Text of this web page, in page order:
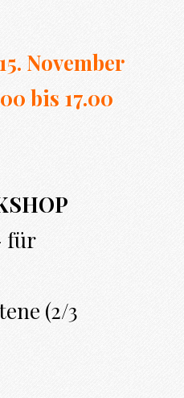
November
bis 17.00
für
(2/3